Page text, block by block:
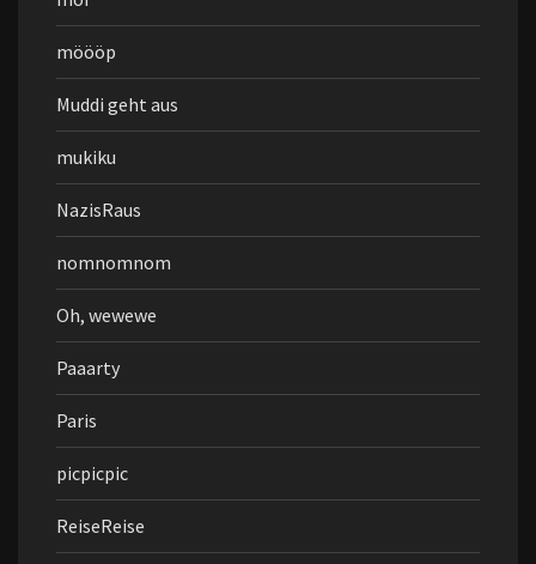
möööp
Muddi geht aus
mukiku
NazisRaus
nomnomnom
Oh, wewewe
Paaarty
Paris
picpicpic
ReiseReise